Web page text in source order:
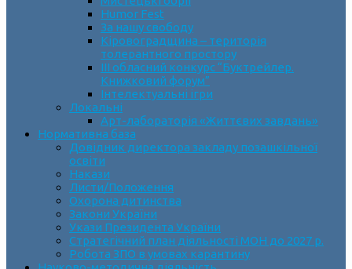
Humor Fest
За нашу свободу
Кіровоградщина – територія
толерантного простору
ІII обласний конкурс “Буктрейлер.
Книжковий форум”
Інтелектуальні ігри
Локальні
Арт-лабораторія «Життєвих завдань»
Нормативна база
Довідник директора закладу позашкільної
освіти
Накази
Листи/Положення
Охорона дитинства
Закони України
Укази Президента України
Стратегічний план діяльності МОН до 2027 р.
Робота ЗПО в умовах карантину